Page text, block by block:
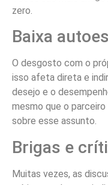
zero.
Baixa
O desgosto com o
isso afeta direta e
desejo e o
mesmo que o
sobre esse assunto.
Brigas e
Muitas vezes, as